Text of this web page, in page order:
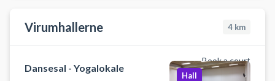
ribber, bomme, ringe, tov, trapez
Virumhallerne 4 km
Book a court
Dansesal - Yogalokale
Hall